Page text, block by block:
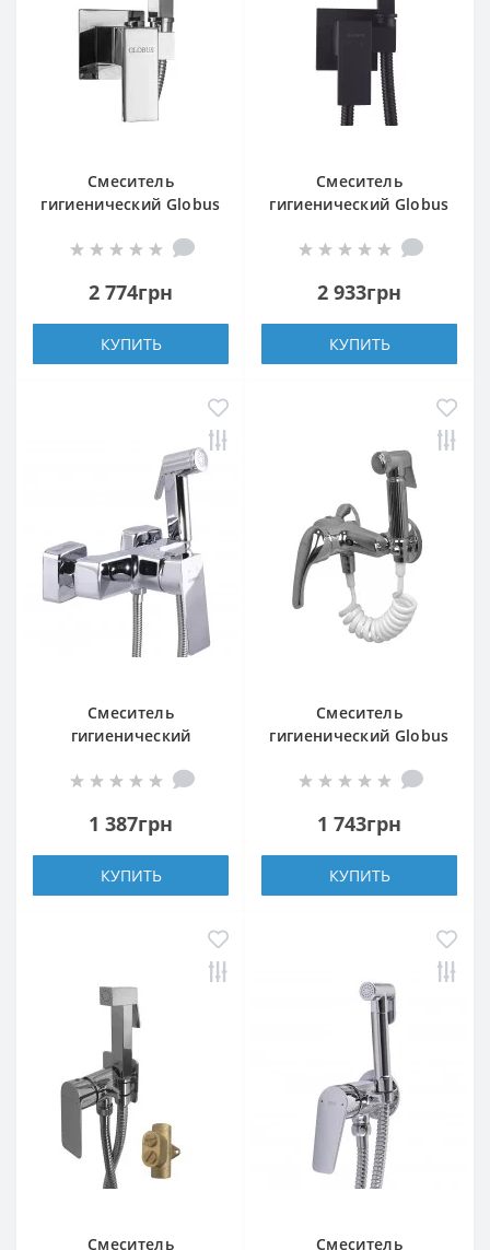
Смеситель
гигиенический Globus
106MIX
2 774грн
КУПИТЬ
Смеситель
гигиенический Globus
106MIX-BB
2 933грн
КУПИТЬ
Смеситель
гигиенический
206N
1 387грн
КУПИТЬ
Смеситель
гигиенический Globus
1 743грн
КУПИТЬ
Смеситель
Смеситель